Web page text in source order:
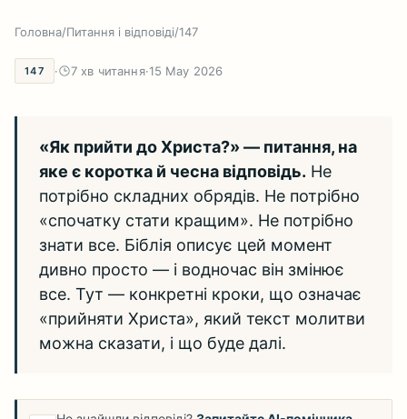
Головна/Питання і відповіді/147
147 · 7 хв читання·15 May 2026
«Як прийти до Христа?» — питання, на
яке є коротка й чесна відповідь. Не
потрібно складних обрядів. Не потрібно
«спочатку стати кращим». Не потрібно
знати все. Біблія описує цей момент
дивно просто — і водночас він змінює
все. Тут — конкретні кроки, що означає
«прийняти Христа», який текст молитви
можна сказати, і що буде далі.